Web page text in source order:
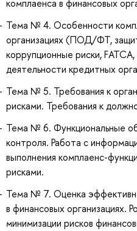
комплаенса в финансовых
Тема № 4. Особенности
организациях (ПОД/ФТ,
коррупционные риски,
деятельности кредитных
Тема № 5. Требования к
рисками. Требования к
Тема № 6. Функциональные
контроля. Работа с
выполнения комплаенс-
рисками.
Тема № 7. Оценка
в финансовых организациях.
минимизации рисков